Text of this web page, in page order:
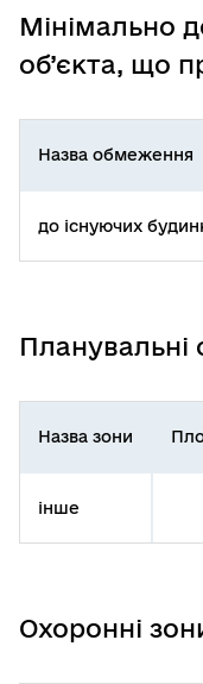
Мінімально
об’єкта, що
Назва обмеження
до існуючих
Назва зони
інше
Охоронні